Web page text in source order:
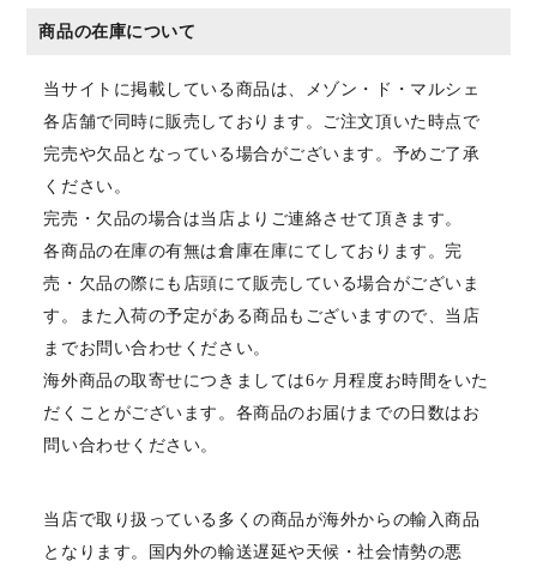
商品の在庫について
当サイトに掲載している商品は、メゾン・ド・マルシェ
各店舗で同時に販売しております。ご注文頂いた時点で
完売や欠品となっている場合がございます。予めご了承
ください。
完売・欠品の場合は当店よりご連絡させて頂きます。
各商品の在庫の有無は倉庫在庫にてしております。完
売・欠品の際にも店頭にて販売している場合がございま
す。また入荷の予定がある商品もございますので、当店
までお問い合わせください。
海外商品の取寄せにつきましては6ヶ月程度お時間をいた
だくことがございます。各商品のお届けまでの日数はお
問い合わせください。
当店で取り扱っている多くの商品が海外からの輸入商品
となります。国内外の輸送遅延や天候・社会情勢の悪